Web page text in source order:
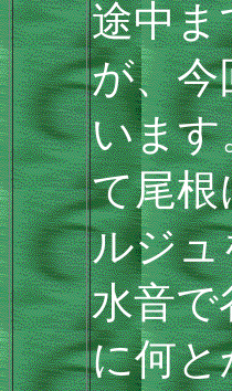
途中ま
が、今
います
て尾根
ルジュ
水音で
に何と